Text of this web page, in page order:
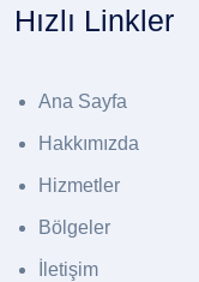
Hızlı Linkler
Ana Sayfa
Hakkımızda
Hizmetler
Bölgeler
İletişim